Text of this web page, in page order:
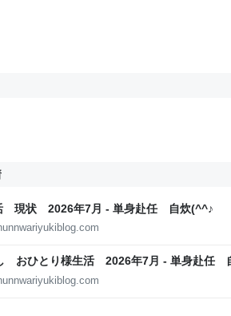
現状 2026年7月 - 単身赴任 自炊(^^♪
おひとり様生活 2026年7月 - 単身赴任